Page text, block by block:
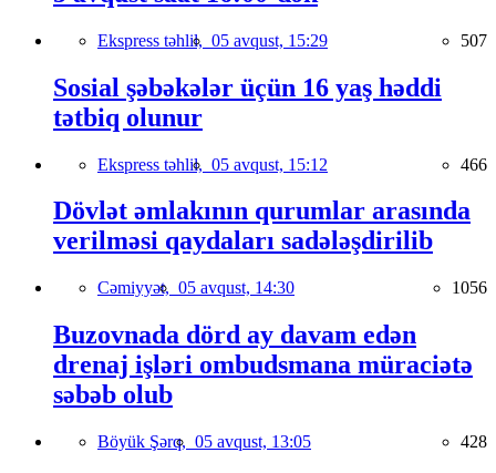
Ekspress təhlil, 05 avqust, 15:29 507
Sosial şəbəkələr üçün 16 yaş həddi
tətbiq olunur
Ekspress təhlil, 05 avqust, 15:12 466
Dövlət əmlakının qurumlar arasında
verilməsi qaydaları sadələşdirilib
Cəmiyyət, 05 avqust, 14:30 1056
Buzovnada dörd ay davam edən
drenaj işləri ombudsmana müraciətə
səbəb olub
Böyük Şərq, 05 avqust, 13:05 428